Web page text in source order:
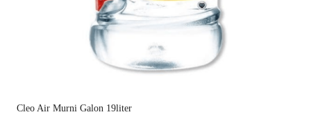
Cleo Air Murni Galon 19liter